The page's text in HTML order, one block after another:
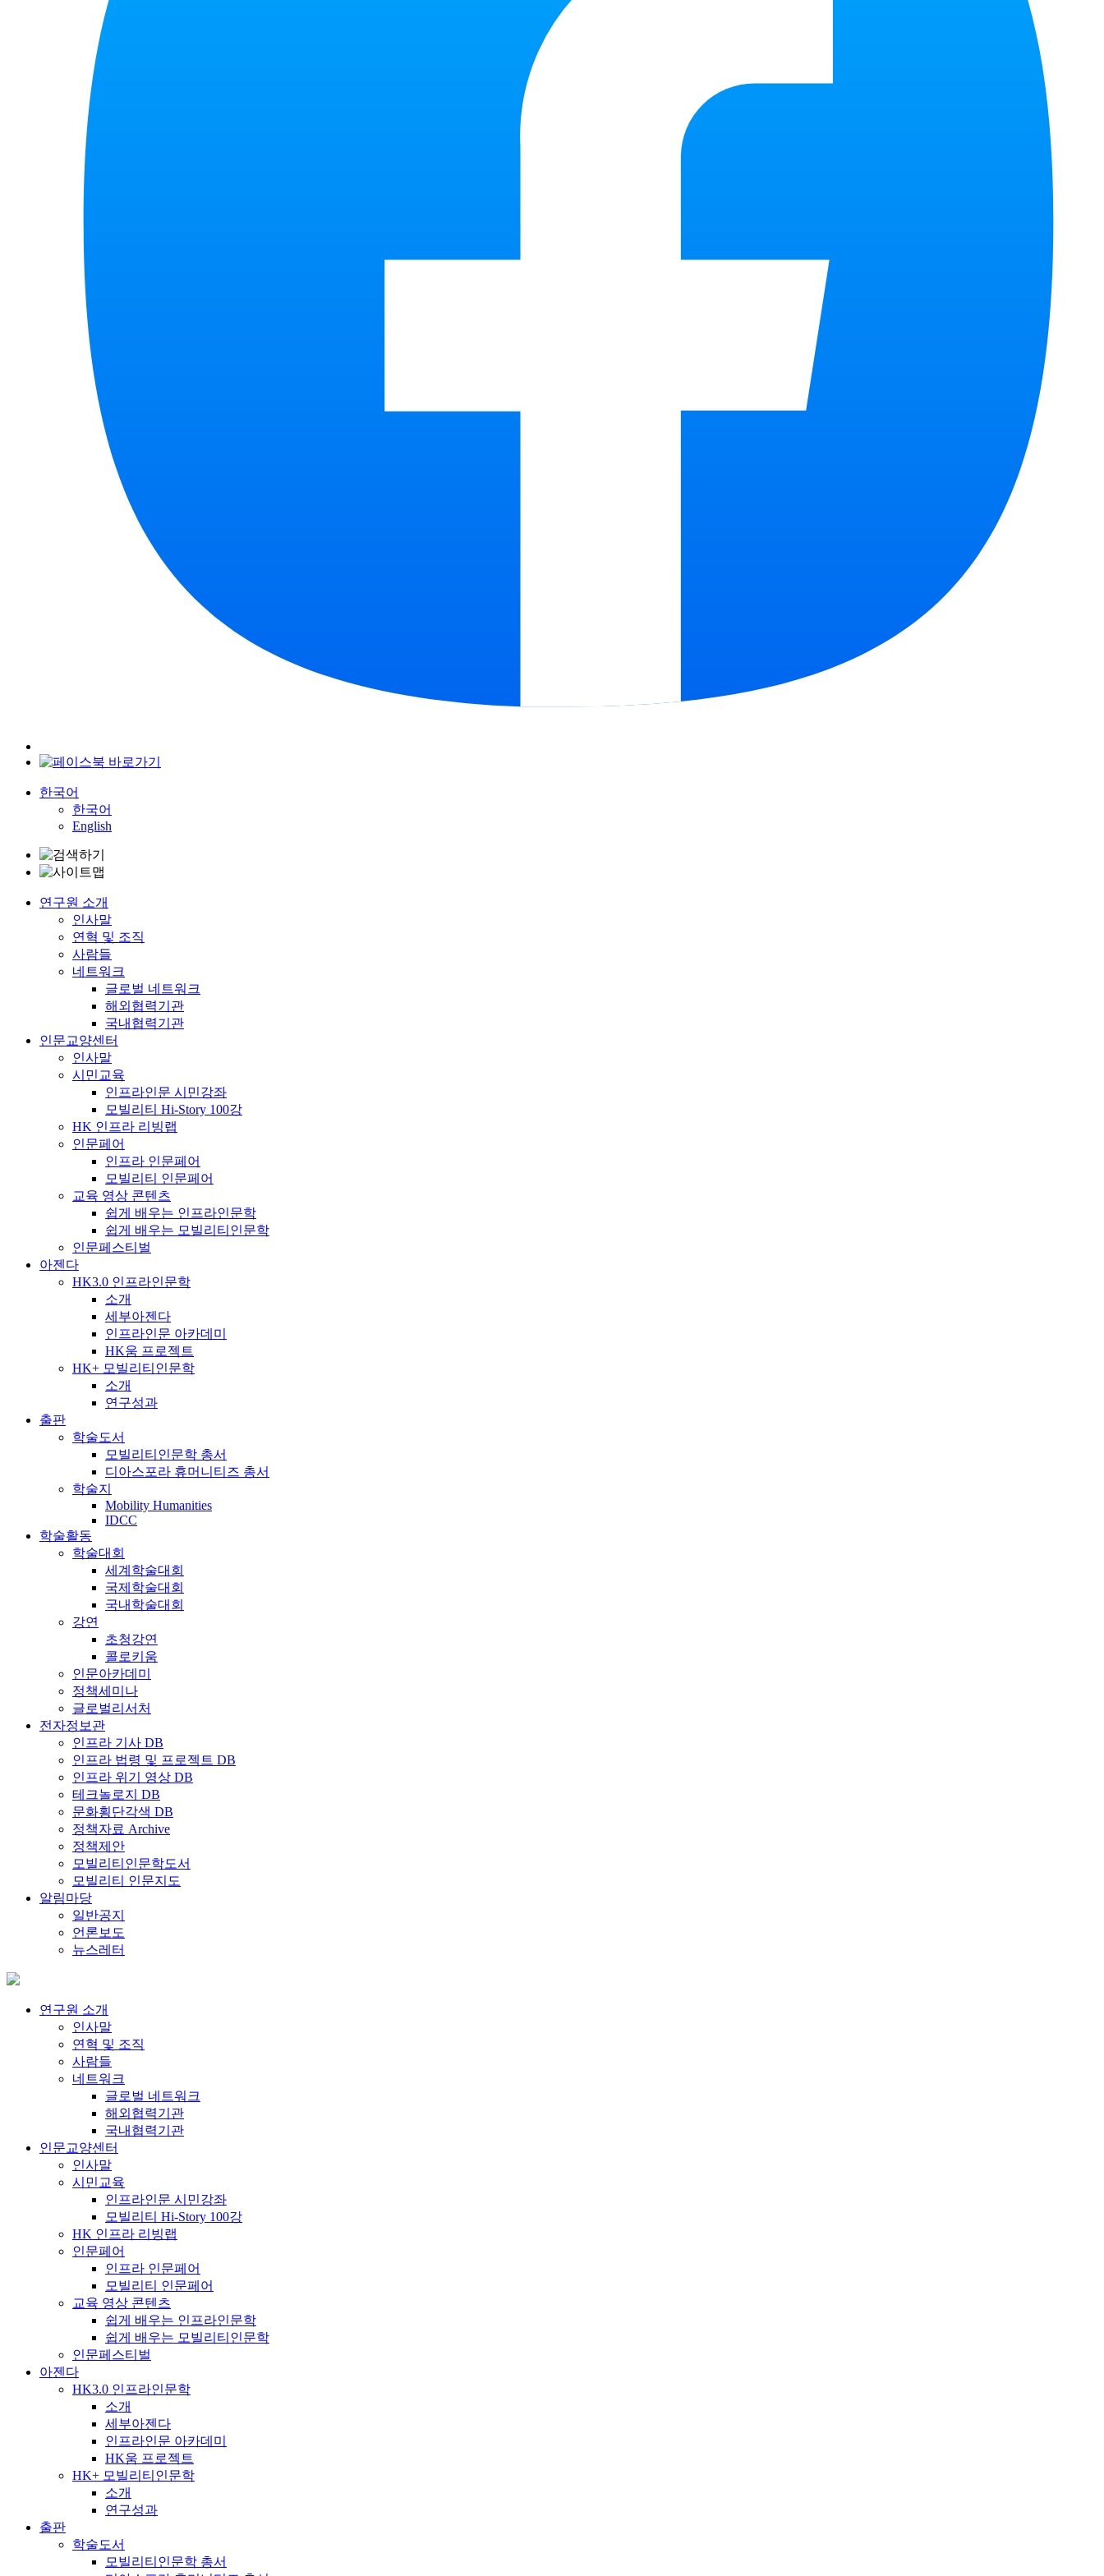
한국어
한국어
English
연구원 소개
인사말
연혁 및 조직
사람들
네트워크
글로벌 네트워크
해외협력기관
국내협력기관
인문교양센터
인사말
시민교육
인프라인문 시민강좌
모빌리티 Hi-Story 100강
HK 인프라 리빙랩
인문페어
인프라 인문페어
모빌리티 인문페어
교육 영상 콘텐츠
쉽게 배우는 인프라인문학
쉽게 배우는 모빌리티인문학
인문페스티벌
아젠다
HK3.0 인프라인문학
소개
세부아젠다
인프라인문 아카데미
HK움 프로젝트
HK+ 모빌리티인문학
소개
연구성과
출판
학술도서
모빌리티인문학 총서
디아스포라 휴머니티즈 총서
학술지
Mobility Humanities
IDCC
학술활동
학술대회
세계학술대회
국제학술대회
국내학술대회
강연
초청강연
콜로키움
인문아카데미
정책세미나
글로벌리서처
전자정보관
인프라 기사 DB
인프라 법령 및 프로젝트 DB
인프라 위기 영상 DB
테크놀로지 DB
문화횡단각색 DB
정책자료 Archive
정책제안
모빌리티인문학도서
모빌리티 인문지도
알림마당
일반공지
언론보도
뉴스레터
연구원 소개
인사말
연혁 및 조직
사람들
네트워크
글로벌 네트워크
해외협력기관
국내협력기관
인문교양센터
인사말
시민교육
인프라인문 시민강좌
모빌리티 Hi-Story 100강
HK 인프라 리빙랩
인문페어
인프라 인문페어
모빌리티 인문페어
교육 영상 콘텐츠
쉽게 배우는 인프라인문학
쉽게 배우는 모빌리티인문학
인문페스티벌
아젠다
HK3.0 인프라인문학
소개
세부아젠다
인프라인문 아카데미
HK움 프로젝트
HK+ 모빌리티인문학
소개
연구성과
출판
학술도서
모빌리티인문학 총서